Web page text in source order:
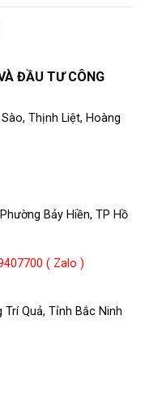
ĐẦU TƯ CÔNG
Thịnh Liệt, Hoàng
Bảy Hiền, TP Hồ
( Zalo )
Quả, Tỉnh Bắc Ninh